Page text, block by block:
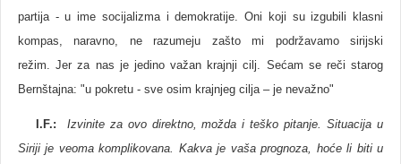
partija - u ime socijalizma i demokratije. Oni koji su izgubili klasni
kompas, naravno, ne razumeju zašto mi podržavamo sirijski
režim. Jer za nas je jedino važan krajnji cilj. Sećam se reči starog
Bernštajna: "u pokretu - sve osim krajnjeg cilja – je nevažno"
I.F.: Izvinite za ovo direktno, možda i teško pitanje. Situacija u
Siriji je veoma komplikovana. Kakva je vaša prognoza, hoće li biti u